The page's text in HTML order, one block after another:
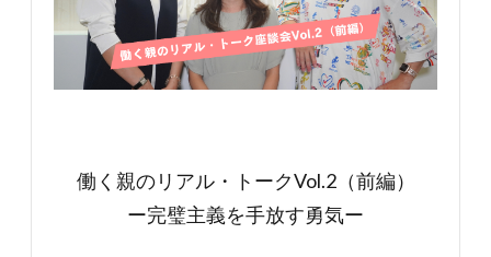
働く親のリアル・トークVol.2（前編）
ー完璧主義を手放す勇気ー